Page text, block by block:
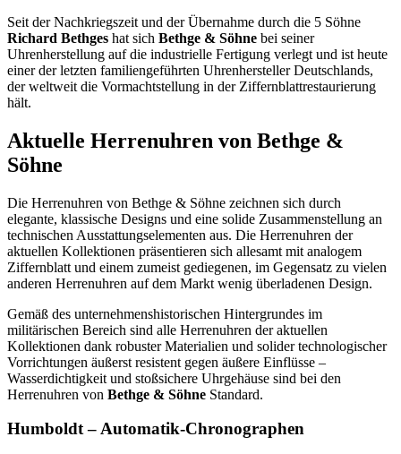
Seit der Nachkriegszeit und der Übernahme durch die 5 Söhne
Richard Bethges hat sich Bethge & Söhne bei seiner
Uhrenherstellung auf die industrielle Fertigung verlegt und ist heute
einer der letzten familiengeführten Uhrenhersteller Deutschlands,
der weltweit die Vormachtstellung in der Ziffernblattrestaurierung
hält.
Aktuelle Herrenuhren von Bethge &
Söhne
Die Herrenuhren von Bethge & Söhne zeichnen sich durch
elegante, klassische Designs und eine solide Zusammenstellung an
technischen Ausstattungselementen aus. Die Herrenuhren der
aktuellen Kollektionen präsentieren sich allesamt mit analogem
Ziffernblatt und einem zumeist gediegenen, im Gegensatz zu vielen
anderen Herrenuhren auf dem Markt wenig überladenen Design.
Gemäß des unternehmenshistorischen Hintergrundes im
militärischen Bereich sind alle Herrenuhren der aktuellen
Kollektionen dank robuster Materialien und solider technologischer
Vorrichtungen äußerst resistent gegen äußere Einflüsse –
Wasserdichtigkeit und stoßsichere Uhrgehäuse sind bei den
Herrenuhren von Bethge & Söhne Standard.
Humboldt – Automatik-Chronographen